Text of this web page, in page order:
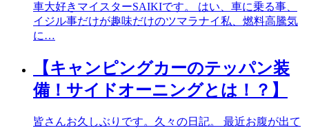
車大好きマイスターSAIKIです。 はい、車に乗る事、
イジル事だけが趣味だけのツマラナイ私、燃料高騰気
に…
【キャンピングカーのテッパン装
備！サイドオーニングとは！？】
皆さんお久しぶりです。久々の日記。 最近お腹が出て